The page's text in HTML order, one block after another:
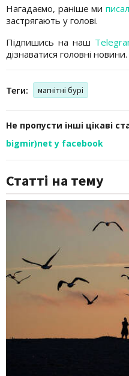
Нагадаємо, раніше ми
застрягають у голові.
Підпишись на наш
дізнаватися головні новини.
Теги: магнітні бурі
Не пропусти інші цікаві
bigmir)net у facebook
Статті на тему